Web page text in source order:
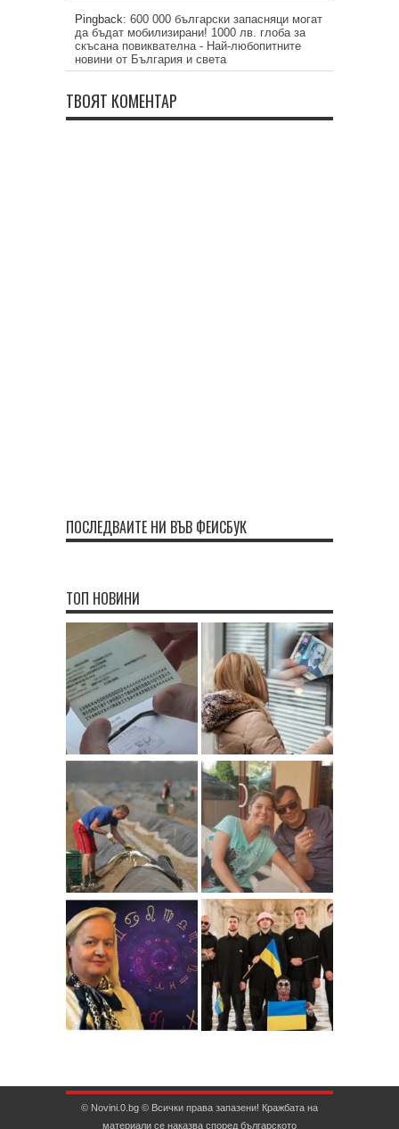
Pingback: 600 000 български запасняци могат
да бъдат мобилизирани! 1000 лв. глоба за
скъсана повиквателна - Най-любопитните
новини от България и света
ТВОЯТ КОМЕНТАР
ПОСЛЕДВАЙТЕ НИ ВЪВ ФЕЙСБУК
ТОП НОВИНИ
© Novini.0.bg © Всички права запазени! Кражбата на
материали се наказва според българското